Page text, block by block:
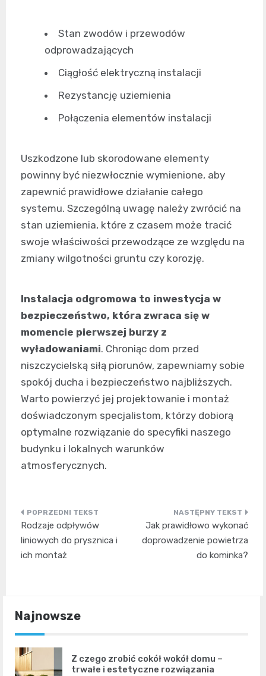
Stan zwodów i przewodów
odprowadzających
Ciągłość elektryczną instalacji
Rezystancję uziemienia
Połączenia elementów instalacji
Uszkodzone lub skorodowane elementy
powinny być niezwłocznie wymienione, aby
zapewnić prawidłowe działanie całego
systemu. Szczególną uwagę należy zwrócić na
stan uziemienia, które z czasem może tracić
swoje właściwości przewodzące ze względu na
zmiany wilgotności gruntu czy korozję.
Instalacja odgromowa to inwestycja w
bezpieczeństwo, która zwraca się w
momencie pierwszej burzy z
wyładowaniami. Chroniąc dom przed
niszczycielską siłą piorunów, zapewniamy sobie
spokój ducha i bezpieczeństwo najbliższych.
Warto powierzyć jej projektowanie i montaż
doświadczonym specjalistom, którzy dobiorą
optymalne rozwiązanie do specyfiki naszego
budynku i lokalnych warunków
atmosferycznych.
Nawigacja
wpisu
Rodzaje odpływów
liniowych do prysznica i
ich montaż
Jak prawidłowo wykonać
doprowadzenie powietrza
do kominka?
Najnowsze
Z czego zrobić cokół wokół domu –
trwałe i estetyczne rozwiązania